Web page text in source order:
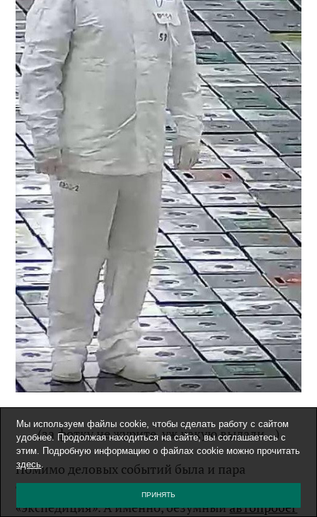
(за фотку не журите, уж какую выдали…)
Помимо деловых событий была и пара
туризмов практически в категории
«экспедиция». А именно, безумныйавтопробег
Мы используем файлы cookie, чтобы сделать работу с сайтом
удобнее. Продолжая находиться на сайте, вы соглашаетесь с
этим. Подробную информацию о файлах cookie можно прочитать
здесь.
ПРИНЯТЬ